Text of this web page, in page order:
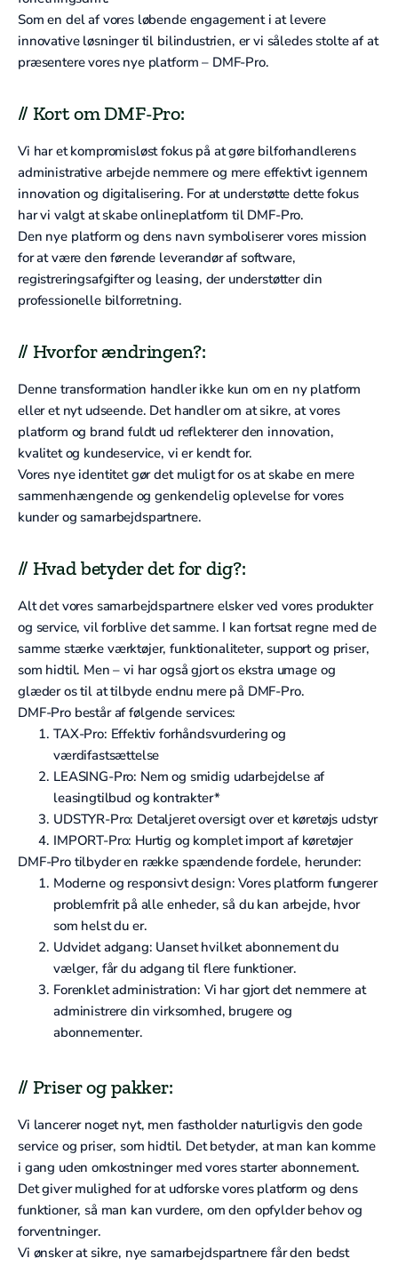
Som en del af vores løbende engagement i at levere
innovative løsninger til bilindustrien, er vi således stolte af at
præsentere vores nye platform – DMF-Pro.
// Kort om DMF-Pro:
Vi har et kompromisløst fokus på at gøre bilforhandlerens
administrative arbejde nemmere og mere effektivt igennem
innovation og digitalisering. For at understøtte dette fokus
har vi valgt at skabe onlineplatform til DMF-Pro.
Den nye platform og dens navn symboliserer vores mission
for at være den førende leverandør af software,
registreringsafgifter og leasing, der understøtter din
professionelle bilforretning.
// Hvorfor ændringen?:
Denne transformation handler ikke kun om en ny platform
eller et nyt udseende. Det handler om at sikre, at vores
platform og brand fuldt ud reflekterer den innovation,
kvalitet og kundeservice, vi er kendt for.
Vores nye identitet gør det muligt for os at skabe en mere
sammenhængende og genkendelig oplevelse for vores
kunder og samarbejdspartnere.
// Hvad betyder det for dig?:
Alt det vores samarbejdspartnere elsker ved vores produkter
og service, vil forblive det samme. I kan fortsat regne med de
samme stærke værktøjer, funktionaliteter, support og priser,
som hidtil. Men – vi har også gjort os ekstra umage og
glæder os til at tilbyde endnu mere på DMF-Pro.
DMF-Pro består af følgende services:
TAX-Pro: Effektiv forhåndsvurdering og
værdifastsættelse
LEASING-Pro: Nem og smidig udarbejdelse af
leasingtilbud og kontrakter*
UDSTYR-Pro: Detaljeret oversigt over et køretøjs udstyr
IMPORT-Pro: Hurtig og komplet import af køretøjer
DMF-Pro tilbyder en række spændende fordele, herunder:
Moderne og responsivt design: Vores platform fungerer
problemfrit på alle enheder, så du kan arbejde, hvor
som helst du er.
Udvidet adgang: Uanset hvilket abonnement du
vælger, får du adgang til flere funktioner.
Forenklet administration: Vi har gjort det nemmere at
administrere din virksomhed, brugere og
abonnementer.
// Priser og pakker:
Vi lancerer noget nyt, men fastholder naturligvis den gode
service og priser, som hidtil. Det betyder, at man kan komme
i gang uden omkostninger med vores starter abonnement.
Det giver mulighed for at udforske vores platform og dens
funktioner, så man kan vurdere, om den opfylder behov og
forventninger.
Vi ønsker at sikre, nye samarbejdspartnere får den bedst